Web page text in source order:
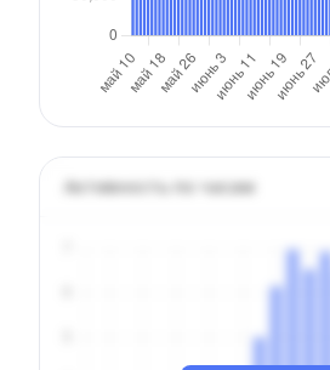
Активность по часам